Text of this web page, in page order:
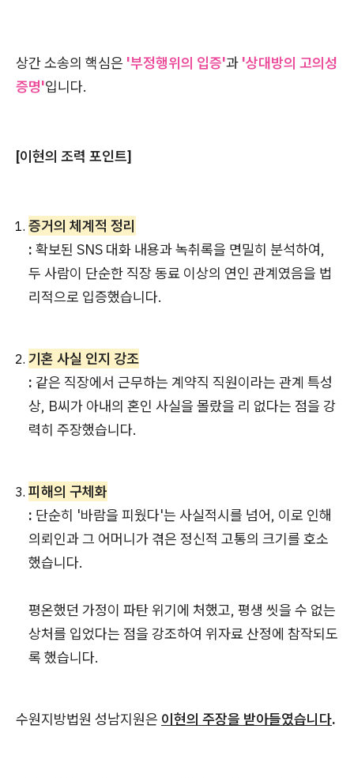
상간 소송의 핵심은 '부정행위의 입증'과 '상대방의 고의성
증명'입니다.
[이현의 조력 포인트]
증거의 체계적 정리
: 확보된 SNS 대화 내용과 녹취록을 면밀히 분석하여,
두 사람이 단순한 직장 동료 이상의 연인 관계였음을 법
리적으로 입증했습니다.
기혼 사실 인지 강조
: 같은 직장에서 근무하는 계약직 직원이라는 관계 특성
상, B씨가 아내의 혼인 사실을 몰랐을 리 없다는 점을 강
력히 주장했습니다.
피해의 구체화
: 단순히 '바람을 피웠다'는 사실적시를 넘어, 이로 인해
의뢰인과 그 어머니가 겪은 정신적 고통의 크기를 호소
했습니다.
평온했던 가정이 파탄 위기에 처했고, 평생 씻을 수 없는
상처를 입었다는 점을 강조하여 위자료 산정에 참작되도
록 했습니다.
수원지방법원 성남지원은 이현의 주장을 받아들였습니다.